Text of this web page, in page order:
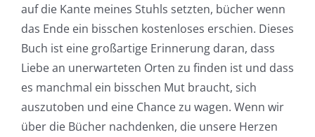
auf die Kante meines Stuhls setzten, bücher wenn
das Ende ein bisschen kostenloses erschien. Dieses
Buch ist eine großartige Erinnerung daran, dass
Liebe an unerwarteten Orten zu finden ist und dass
es manchmal ein bisschen Mut braucht, sich
auszutoben und eine Chance zu wagen. Wenn wir
über die Bücher nachdenken, die unsere Herzen